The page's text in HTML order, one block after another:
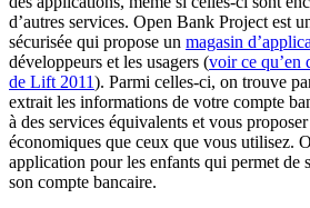
d’autres services. Open Bank Project est
sécurisée qui propose un magasin
développeurs et les usagers (voir ce qu’en
de Lift 2011). Parmi celles-ci, on trouve
extrait les informations de votre compte
à des services équivalents et vous
économiques que ceux que vous utilisez.
application pour les enfants qui permet
son compte bancaire.